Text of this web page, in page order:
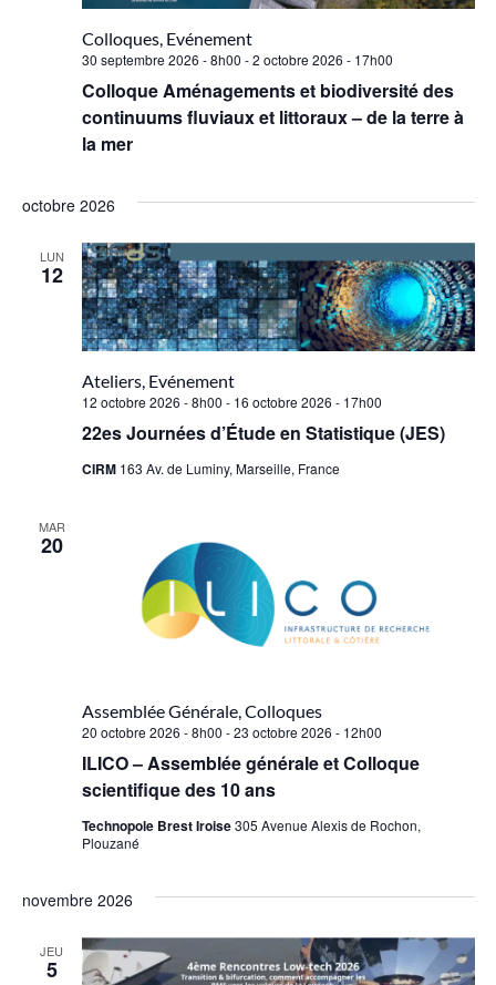
30 septembre 2026 - 8h00 -2 octobre 2026 - 17h00
Colloque Aménagements et biodiversité des
continuums fluviaux et littoraux – de la terre à
la mer
Colloques, Evénement
octobre 2026
LUN
12
12 octobre 2026 - 8h00 - 16 octobre 2026 - 17h00
22es Journées d’Étude en Statistique (JES)
Ateliers, Evénement
CIRM 163 Av. de Luminy, Marseille, France
MAR
20
20 octobre 2026 - 8h00 -23 octobre 2026 - 12h00
ILICO – Assemblée générale et Colloque
scientifique des 10 ans
Assemblée Générale, Colloques
Technopole Brest Iroise305 Avenue Alexis de Rochon,
Plouzané
novembre 2026
JEU
5